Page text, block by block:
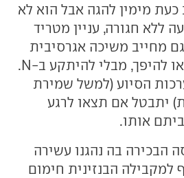
כעת מימין להגה אבל הוא לא
ללא חגורה, עניין מטריד
מחייב משיכה אגרסיבית
כדי לעבור מ-D ל-R או להיפך, מבלי להיתקע ב-N.
הסיוע (למשל שמירת
יתבטל אם תצאו לרגע
אותו.
הבכירה בה נהגנו עשירה
למקבילה הבנזינית חימום